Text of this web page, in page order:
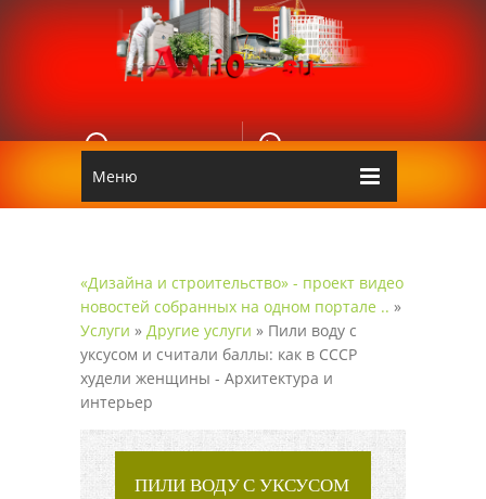
КОНТАКТЫ
E-MAIL
Меню
«Дизайна и строительство» - проект видео
новостей собранных на одном портале .. »
Услуги » Другие услуги » Пили воду с
уксусом и считали баллы: как в СССР
худели женщины - Архитектура и
интерьер
ПИЛИ ВОДУ С УКСУСОМ